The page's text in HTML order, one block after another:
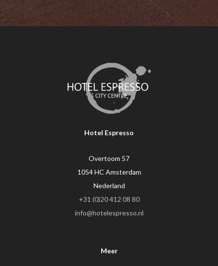
Hotel Espresso
Overtoom 57
1054 HC Amsterdam
Nederland
+31 (0)20 412 08 80
info@hotelespresso.nl
Meer